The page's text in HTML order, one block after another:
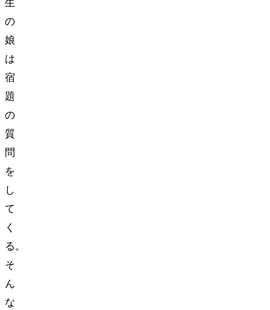
生
の
娘
は
宿
題
の
質
問
を
し
て
く
る。
そ
ん
な